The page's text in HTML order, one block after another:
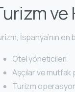
İspanya’nın
Otel yöneticileri
Aşçılar ve
Turizm